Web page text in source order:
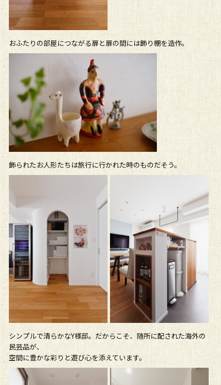
おふたりの部屋につながる扉と扉の間には飾り棚を造作。
飾られたお人形たちは旅行に行かれた時のものだそう。
シンプルで清らかなY様邸。だからこそ、随所に配された海外の
民芸品が、
空間に豊かな彩りと遊び心を添えています。